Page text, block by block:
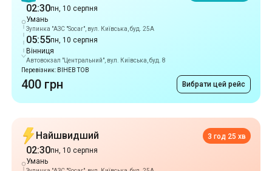
02:30пн, 10 серпня
Умань
Зупинка "АЗС "Socar", вул. Київська, буд. 25А
05:55пн, 10 серпня
Вінниця
Автовокзал "Центральний", вул. Київська, буд. 8
Перевізник: ВІНЕВ ТОВ
400 грн Вибрати цей рейс
Найшвидший 3 год 25 хв
02:30пн, 10 серпня
Умань